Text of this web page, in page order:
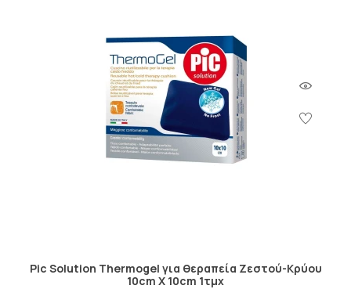
Pic Solution Thermogel για θεραπεία Ζεστού-Κρύου
10cm Χ 10cm 1τμχ